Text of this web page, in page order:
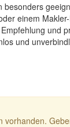
besonders
einem
und
und
vorhanden.